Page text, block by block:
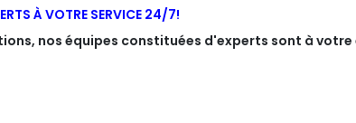
À VOTRE SERVICE 24/7!
nos équipes constituées d'experts sont à votre